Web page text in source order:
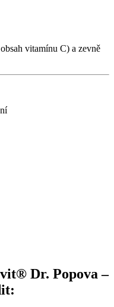
vitamínu C) a zevně
Dr. Popova –